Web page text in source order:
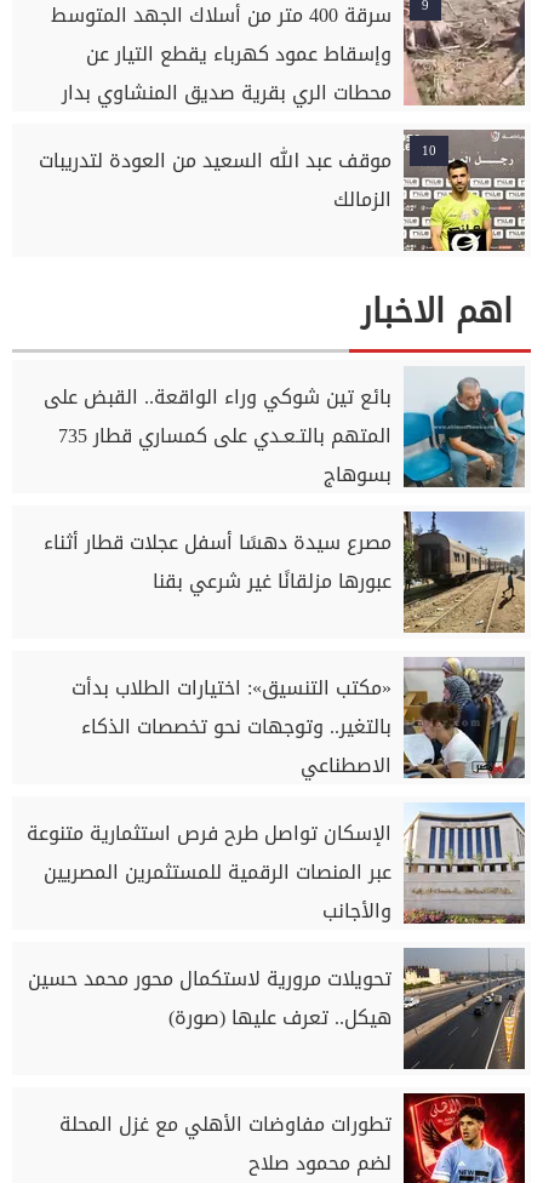
9
سرقة 400 متر من أسلاك الجهد المتوسط
وإسقاط عمود كهرباء يقطع التيار عن
محطات الري بقرية صديق المنشاوي بدار
10
موقف عبد الله السعيد من العودة لتدريبات
الزمالك
اهم الاخبار
بائع تين شوكي وراء الواقعة.. القبض على
المتهم بالتـعـدي على كمساري قطار 735
بسوهاج
مصرع سيدة دهسًا أسفل عجلات قطار أثناء
عبورها مزلقانًا غير شرعي بقنا
«مكتب التنسيق»: اختيارات الطلاب بدأت
بالتغير.. وتوجهات نحو تخصصات الذكاء
الاصطناعي
الإسكان تواصل طرح فرص استثمارية متنوعة
عبر المنصات الرقمية للمستثمرين المصريين
والأجانب
تحويلات مرورية لاستكمال محور محمد حسين
هيكل.. تعرف عليها (صورة)
تطورات مفاوضات الأهلي مع غزل المحلة
لضم محمود صلاح